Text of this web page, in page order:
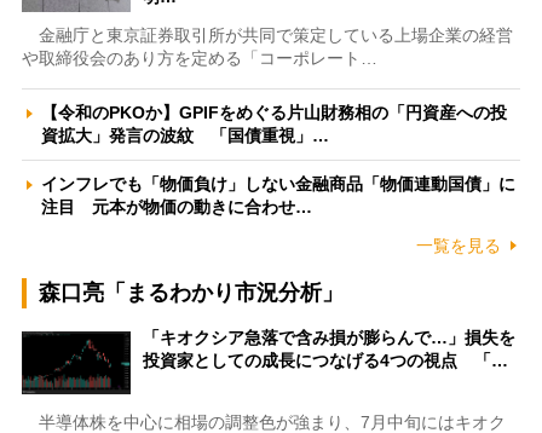
金融庁と東京証券取引所が共同で策定している上場企業の経営
や取締役会のあり方を定める「コーポレート…
【令和のPKOか】GPIFをめぐる片山財務相の「円資産への投
資拡大」発言の波紋 「国債重視」…
インフレでも「物価負け」しない金融商品「物価連動国債」に
注目 元本が物価の動きに合わせ…
一覧を見る
森口亮「まるわかり市況分析」
「キオクシア急落で含み損が膨らんで…」損失を
投資家としての成長につなげる4つの視点 「…
半導体株を中心に相場の調整色が強まり、7月中旬にはキオク